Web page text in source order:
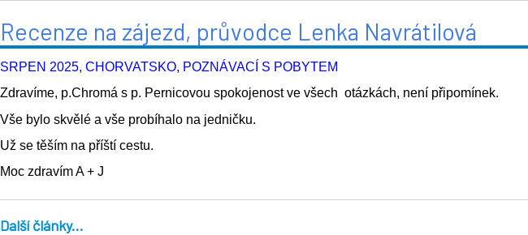
Recenze na zájezd, průvodce Lenka Navrátilová
SRPEN 2025, CHORVATSKO, POZNÁVACÍ S POBYTEM
Zdravíme, p.Chromá s p. Pernicovou spokojenost ve všech otázkách, není připomínek.
Vše bylo skvělé a vše probíhalo na jedničku.
Už se těším na příští cestu.
Moc zdravím A + J
Další články...